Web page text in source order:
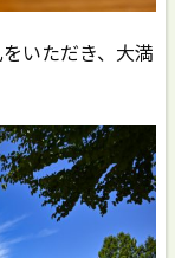
いただき、大満